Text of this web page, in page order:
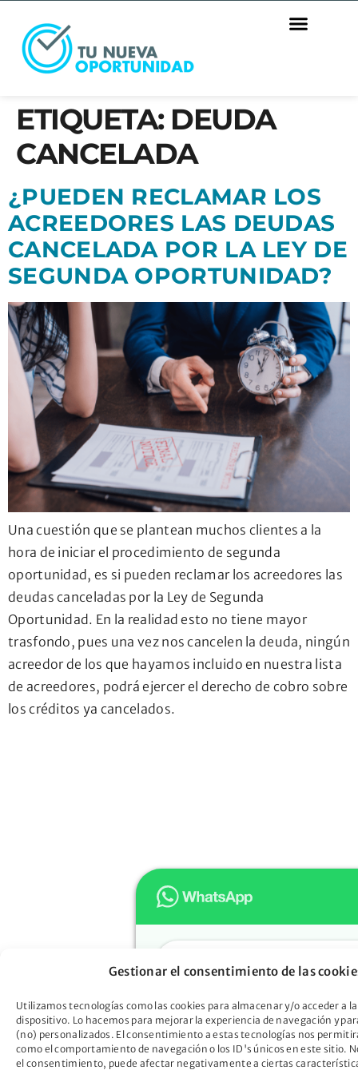
Gestionar el consentimiento de las
Utilizamos tecnologías como las cookies para almacenar y/o acceder a
dispositivo. Lo hacemos para mejorar la experiencia de navegación y
(no) personalizados. El consentimiento a estas tecnologías nos
como el comportamiento de navegación o los ID's únicos en este sitio.
el consentimiento, puede afectar negativamente a ciertas
ETIQUETA: DEUDA
CANCELADA
¿PUEDEN RECLAMAR LOS
ACREEDORES LAS DEUDAS
CANCELADA POR LA LEY DE
SEGUNDA OPORTUNIDAD?
Una cuestión que se plantean muchos clientes a la
hora de iniciar el procedimiento de segunda
oportunidad, es si pueden reclamar los acreedores las
deudas canceladas por la Ley de Segunda
Oportunidad. En la realidad esto no tiene mayor
trasfondo, pues una vez nos cancelen la deuda, ningún
acreedor de los que hayamos incluido en nuestra lista
de acreedores, podrá ejercer el derecho de cobro sobre
los créditos ya cancelados.
Hola
Oportunidad. ¿En qué
ayudarte?
Descubre cómo la Ley de
Oportunidad puede liberarte